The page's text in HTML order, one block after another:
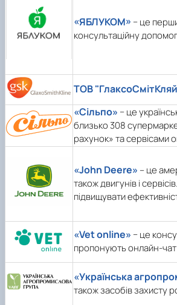
«ЯБЛУКОМ» − це
консультаційну
ТОВ
«Сільпо» − це
близько 308
рахунок» та сервісами
«John Deere» – це
також двигунів і
підвищувати
«Vet online» − це
пропонують онлайн-чат
«Українська
також засобів захисту